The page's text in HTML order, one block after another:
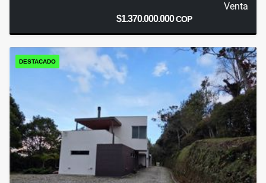
Venta
$1.370.000.000COP
DESTACADO